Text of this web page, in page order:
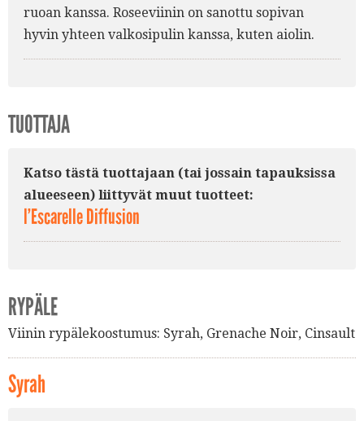
ruoan kanssa. Roseeviinin on sanottu sopivan
hyvin yhteen valkosipulin kanssa, kuten aiolin.
TUOTTAJA
Katso tästä tuottajaan (tai jossain tapauksissa
alueeseen) liittyvät muut tuotteet:
l’Escarelle Diffusion
RYPÄLE
Viinin rypälekoostumus: Syrah, Grenache Noir, Cinsault
Syrah